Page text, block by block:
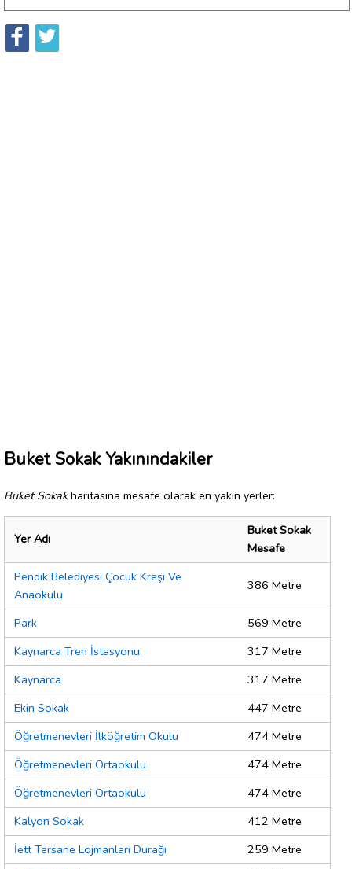
Buket Sokak Yakınındakiler
Buket Sokakharitasına mesafe olarak en yakın yerler:
Yer Adı
Buket Sokak
Mesafe
Pendik Belediyesi Çocuk Kreşi Ve
Anaokulu
386 Metre
Park
569 Metre
Kaynarca Tren İstasyonu
317 Metre
Kaynarca
317 Metre
Ekin Sokak
447 Metre
Öğretmenevleri İlköğretim Okulu
474 Metre
Öğretmenevleri Ortaokulu
474 Metre
Öğretmenevleri Ortaokulu
474 Metre
Kalyon Sokak
412 Metre
İett Tersane Lojmanları Durağı
259 Metre